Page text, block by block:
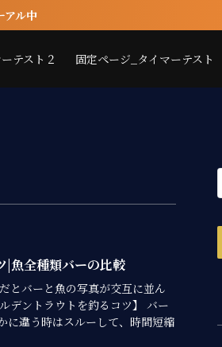
アル中
テスト２ 固定ページ_タイマーテスト
|魚全種類バーの比較
とバーと魚の写真が交互に並ん
デントラウトを釣るコツ】 バー
に違う時はスルーして、時間短縮